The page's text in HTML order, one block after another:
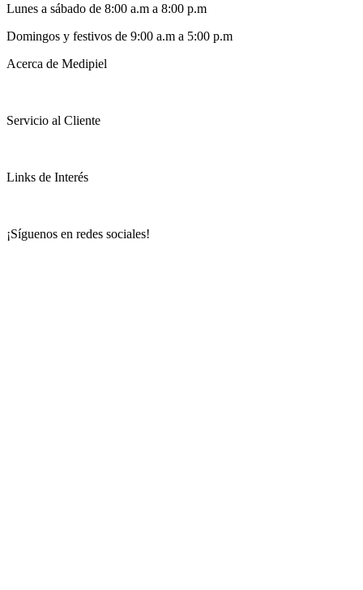
Lunes a sábado de 8:00 a.m a 8:00 p.m
Domingos y festivos de 9:00 a.m a 5:00 p.m
Acerca de Medipiel
Servicio al Cliente
Links de Interés
¡Síguenos en redes sociales!